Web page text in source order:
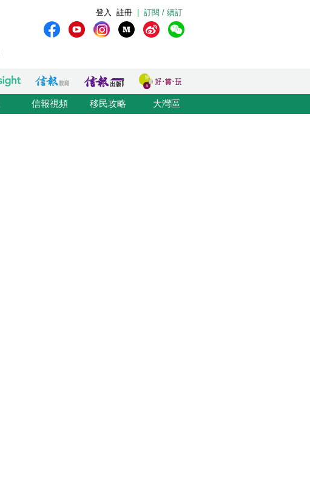
訂閱 / 續訂
註冊
登入
信報視頻 移民攻略 大灣區